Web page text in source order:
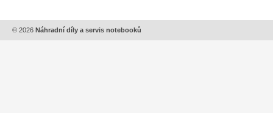
© 2026 Náhradní díly a servis notebooků